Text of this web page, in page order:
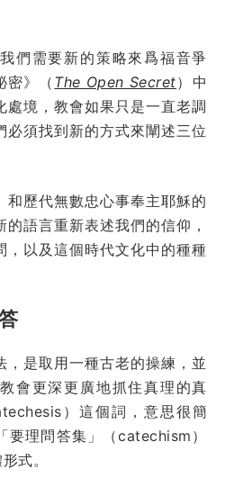
們需要新的策略來爲福音爭
密》（ The Open Secret）中
處境，教會如果只是一直老調
必須找到新的方式來闡述三位
和歷代無數忠心事奉主耶穌的
語言重新表述我們的信仰，
，以及這個時代文化中的種種
，是取用一種古老的操練，並
會更深更廣地抓住真理的真
）這個詞，意思很簡
要理問答集」（catechism）
式。